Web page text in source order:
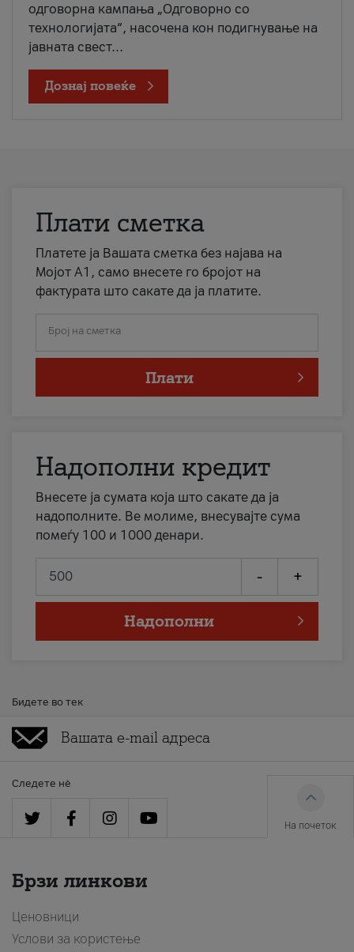
одговорна кампања „Одговорно со
технологијата“, насочена кон подигнување на
јавната свест...
Дознај повеќе
Плати сметка
Платете ја Вашата сметка без најава на
Мојот А1, само внесете го бројот на
фактурата што сакате да ја платите.
Број на сметка
Плати
Надополни кредит
Внесете ја сумата која што сакате да ја
надополните. Ве молиме, внесувајте сума
помеѓу 100 и 1000 денари.
- +
Надополни
Бидете во тек
Следете нè
На почеток
Брзи линкови
Ценовници
Услови за користење